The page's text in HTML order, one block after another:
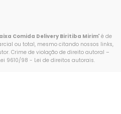
Comida Delivery Biritiba Mirim" é de
ou total, mesmo citando nossos links,
Crime de violação de direito autoral –
9610/98 - Lei de direitos autorais.